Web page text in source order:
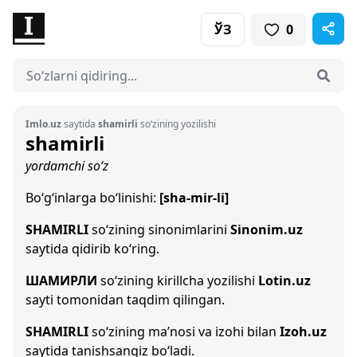
ЎЗ 0
Imlo.uzsaytida shamirli so‘zining yozilishi
shamirli
yordamchi so‘z
Bo‘g‘inlarga bo‘linishi: [sha-mir-li]
SHAMIRLIso‘zining sinonimlarini Sinonim.uz
saytida qidirib ko‘ring.
ШАМИРЛИ so‘zining kirillcha yozilishi Lotin.uz
sayti tomonidan taqdim qilingan.
SHAMIRLIso‘zining ma’nosi va izohi bilan Izoh.uz
saytida tanishsangiz bo‘ladi.